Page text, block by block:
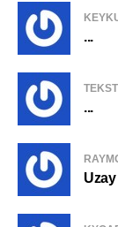
...
...
Uzay